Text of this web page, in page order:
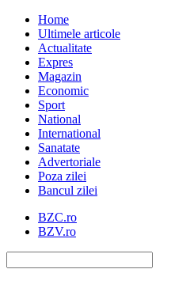
Home
Ultimele articole
Actualitate
Expres
Magazin
Economic
Sport
National
International
Sanatate
Advertoriale
Poza zilei
Bancul zilei
BZC.ro
BZV.ro